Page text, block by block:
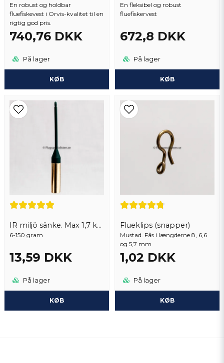
En robust og holdbar
fluefiskevest i Orvis-kvalitet til en
rigtig god pris.
740,76 DKK
På lager
KØB
En fleksibel og robust
fluefiskervest
672,8 DKK
På lager
KØB
IR miljö sänke. Max 1,7 kg per order
6-150 gram
13,59 DKK
På lager
KØB
Flueklips (snapper)
Mustad. Fås i længderne 8, 6,6
og 5,7 mm
1,02 DKK
På lager
KØB
for 2 år siden
Tapio
for 2 år siden
for 3 år siden